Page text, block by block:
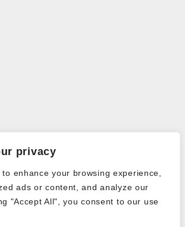
privacy
enhance your browsing experience,
ads or content, and analyze our
"Accept All", you consent to our use